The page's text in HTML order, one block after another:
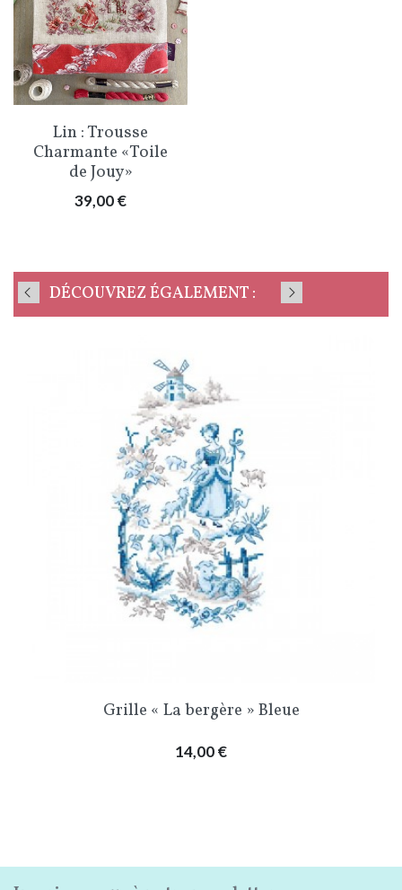
Lin : Trousse
Charmante «Toile
de Jouy»
Prix
39,00 €
DÉCOUVREZ ÉGALEMENT :
Grille « La bergère » Bleue
Prix
14,00 €